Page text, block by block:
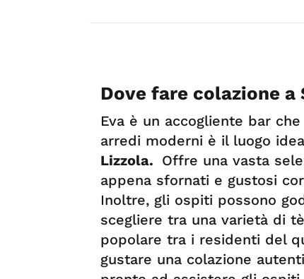
Dove fare colazione a
Eva è un accogliente bar
arredi moderni è il luogo
Lizzola. Offre una vasta
appena sfornati e gustosi
Inoltre, gli ospiti possono
scegliere tra una varietà di
popolare tra i residenti del
gustare una colazione